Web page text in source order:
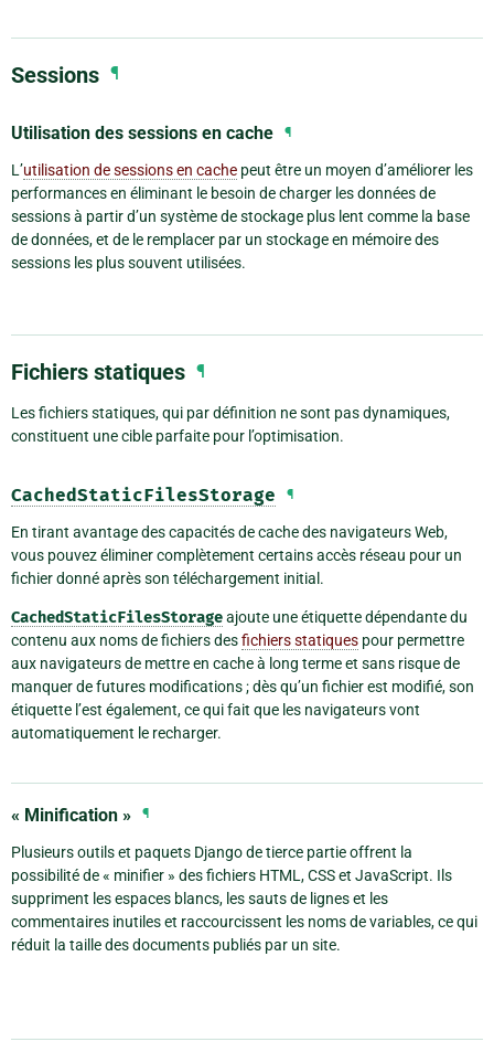
Sessions ¶
Utilisation des sessions en cache ¶
L’utilisation de sessions en cache peut être un moyen d’améliorer les
performances en éliminant le besoin de charger les données de
sessions à partir d’un système de stockage plus lent comme la base
de données, et de le remplacer par un stockage en mémoire des
sessions les plus souvent utilisées.
Fichiers statiques ¶
Les fichiers statiques, qui par définition ne sont pas dynamiques,
constituent une cible parfaite pour l’optimisation.
CachedStaticFilesStorage ¶
En tirant avantage des capacités de cache des navigateurs Web,
vous pouvez éliminer complètement certains accès réseau pour un
fichier donné après son téléchargement initial.
CachedStaticFilesStorageajoute une étiquette dépendante du
contenu aux noms de fichiers desfichiers statiques pour permettre
aux navigateurs de mettre en cache à long terme et sans risque de
manquer de futures modifications ; dès qu’un fichier est modifié, son
étiquette l’est également, ce qui fait que les navigateurs vont
automatiquement le recharger.
« Minification » ¶
Plusieurs outils et paquets Django de tierce partie offrent la
possibilité de « minifier » des fichiers HTML, CSS et JavaScript. Ils
suppriment les espaces blancs, les sauts de lignes et les
commentaires inutiles et raccourcissent les noms de variables, ce qui
réduit la taille des documents publiés par un site.